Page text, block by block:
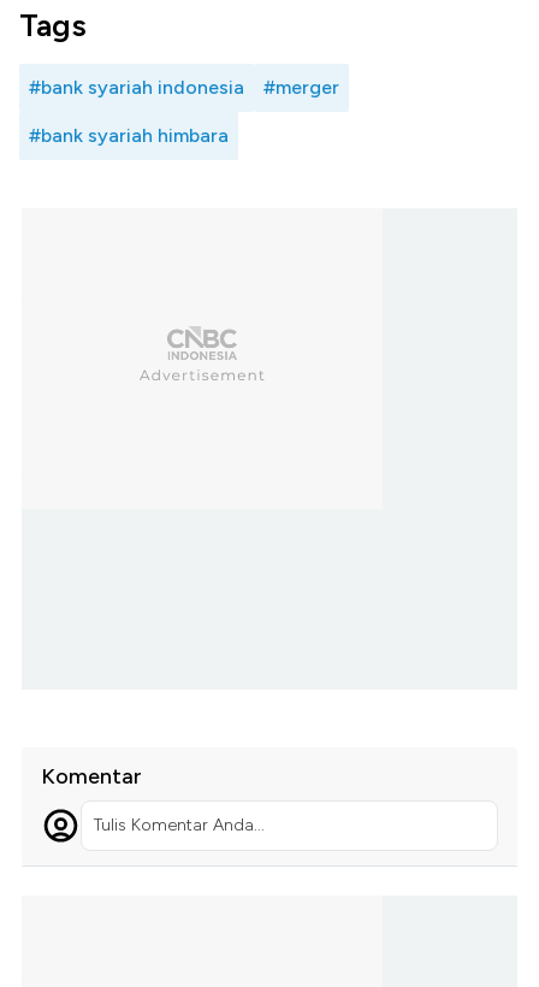
Tags
#bank syariah indonesia #merger
#bank syariah himbara
Komentar
Tulis Komentar Anda...